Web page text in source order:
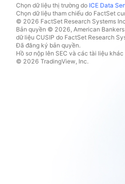
Chọn dữ liệu thị trường do ICE Data
Chọn dữ liệu tham chiếu do FactSet
© 2026 FactSet Research Systems
Bản quyền © 2026, American
dữ liệu CUSIP do FactSet Research
Đã đăng ký bản quyền.
Hồ sơ nộp lên SEC và các tài liệu khác
© 2026 TradingView, Inc.